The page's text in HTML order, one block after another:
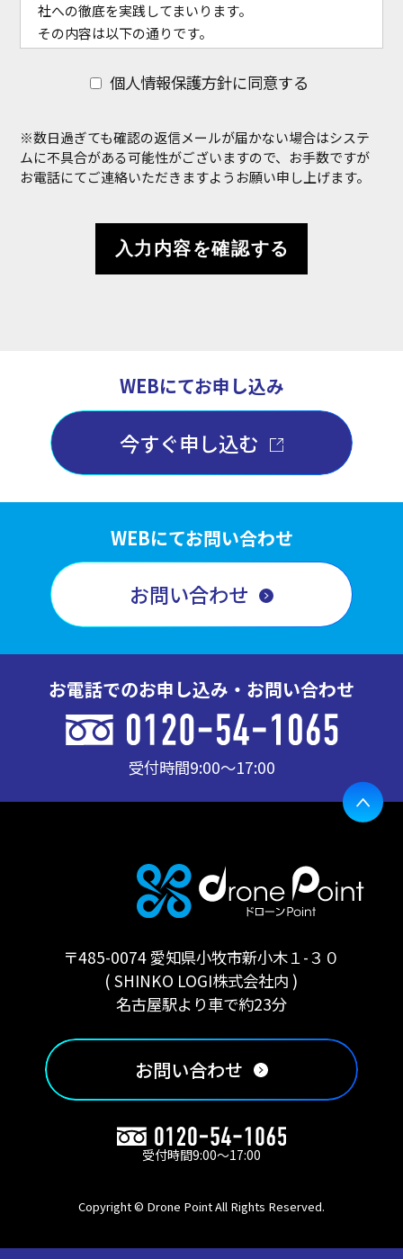
社への徹底を実践してまいります。
その内容は以下の通りです。
報につきましても、本方針に従ってお客様の個人情報
個人情報の取り扱いについて
お客様に個人情報の提供をお願いする場合は、事前に
収集の目的、利用の内容を開示した上で、当社の正当
に承諾を得た範囲内で、また収集目的に沿った範囲内
で利用致します。
利用目的については、以下の「利用目的の範囲」の
内、当社の正当な事業の範囲内でその目的の達成に必
◎利用目的の範囲について
・業務上のご連絡をする場合
・当社が取り扱う商品及びサービスに関するご案内を
する場合
・お客様からのお問い合せまたはご依頼等への対応を
させて頂く場合
◎上記目的以外の利用について
が生じた場合には、法令により許される場合を除き、
(3)個人情報の第三者提供
当社は、お客様の同意なしに第三者へお客様の個人情
但し個人情報に適用される法律その他の規範により、
当社が従うべき法令上の義務等の特別な事情がある場
合は、この限りではありません。
お客様からご提供頂いた個人情報に関して、照会、訂
正、削除を要望される場合は、お問い合わせ先窓口ま
でご連絡下さい。
を除き、お客様ご本人によるものであることが確認で
きた場合に限り、合理的な期間内に、お客様の個人情
報を開示、訂正、削除致します。
開示請求者(お客様ご本人と認められる方)に対し開示
等に要する手数料のご負担をお願いする場合がありま
担頂くことと致します。
個人情報の保護に関する法令・規範の遵守について
個人情報保護方針に同意する
※数日過ぎても確認の返信メールが届かない場合はシステ
ムに不具合がある可能性がございますので、 お手数ですが
お電話にてご連絡いただきますようお願い申し上げます。
WEBにてお申し込み
今すぐ申し込む
WEBにてお問い合わせ
お問い合わせ
お電話でのお申し込み・お問い合わせ
受付時間9:00〜17:00
〒485-0074 愛知県小牧市新小木１-３０
( SHINKO LOGI株式会社内 )
名古屋駅より車で約23分
お問い合わせ
受付時間9:00〜17:00
Copyright © Drone Point All Rights Reserved.